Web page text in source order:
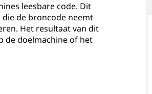
leesbare code. Dit
de broncode neemt
Het resultaat van dit
de doelmachine of het